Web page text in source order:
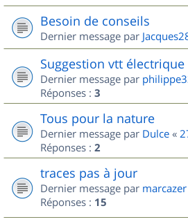
Besoin de conseils
Dernier message par
Suggestion vtt électrique
Dernier message par
Réponses : 3
Tous pour la nature
Dernier message par Dulce «
Réponses : 2
traces pas à jour
Dernier message par marcazer
Réponses : 15